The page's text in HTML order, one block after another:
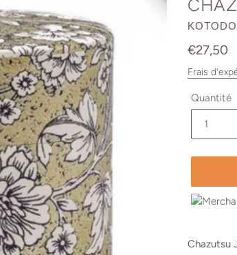
KOTODO
Prix
normal
€27,50
Frais
Quantité
d'un
Chazutsu